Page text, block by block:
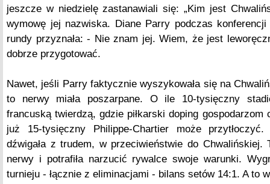
jeszcze w niedzielę zastanawiali się: „Kim jest
wymowę jej nazwiska. Diane Parry podczas
rundy przyznała: - Nie znam jej. Wiem, że jest
dobrze przygotować.
Nawet, jeśli Parry faktycznie wyszykowała się na
to nerwy miała poszarpane. O ile 10-tysięczny
francuską twierdzą, gdzie piłkarski doping gospodarzom
już 15-tysięczny Philippe-Chartier może
dźwigała z trudem, w przeciwieństwie do Chwalińskiej.
nerwy i potrafiła narzucić rywalce swoje warunki.
turnieju - łącznie z eliminacjami - bilans setów 14:1. A to